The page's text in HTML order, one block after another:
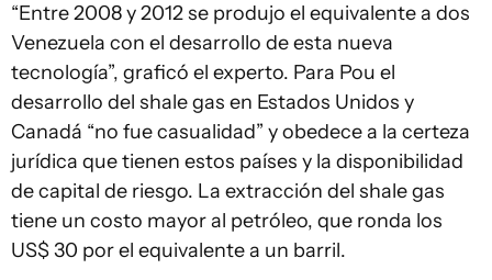
“Entre 2008 y 2012 se produjo el equivalente a dos
Venezuela con el desarrollo de esta nueva
tecnología”, graficó el experto. Para Pou el
desarrollo del shale gas en Estados Unidos y
Canadá “no fue casualidad” y obedece a la certeza
jurídica que tienen estos países y la disponibilidad
de capital de riesgo. La extracción del shale gas
tiene un costo mayor al petróleo, que ronda los
US$ 30 por el equivalente a un barril.